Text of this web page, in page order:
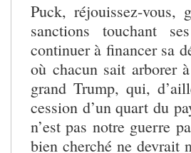
Puck, réjouissez-
sanctions touchant
continuer à financer sa
où chacun sait arborer
grand Trump, qui,
cession d’un quart du
n’est pas notre guerre
bien cherché ne devrait